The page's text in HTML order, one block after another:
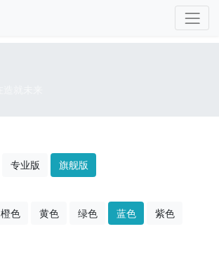
专业版 旗舰版
橙色 黄色 绿色 蓝色 紫色